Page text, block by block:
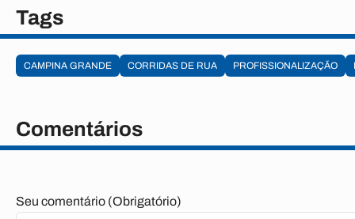
Tags
CAMPINA GRANDE CORRIDAS DE RUA PROFISSIONALIZAÇÃO
Comentários
Seu comentário (Obrigatório)